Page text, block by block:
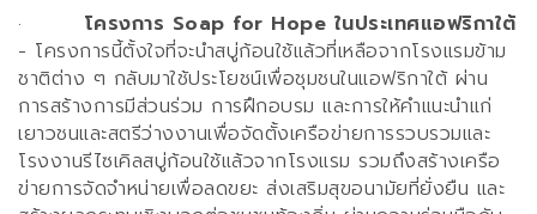
·
โครงการ Soap for Hope ในประเทศแอฟริกาใต้
- โครงการนี้ตั้งใจที่จะนำสบู่ก้อนใช้แล้วที่เหลือจากโรงแรมข้าม
ชาติต่าง ๆ กลับมาใช้ประโยชน์เพื่อชุมชนในแอฟริกาใต้ ผ่าน
การสร้างการมีส่วนร่วม การฝึกอบรม และการให้คำแนะนำแก่
เยาวชนและสตรีว่างงานเพื่อจัดตั้งเครือข่ายการรวบรวมและ
โรงงานรีไซเคิลสบู่ก้อนใช้แล้วจากโรงแรม รวมถึงสร้างเครือ
ข่ายการจัดจำหน่ายเพื่อลดขยะ ส่งเสริมสุขอนามัยที่ยั่งยืน และ